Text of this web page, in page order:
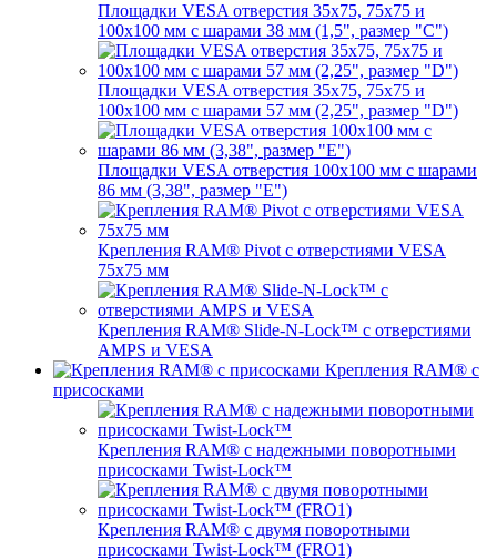
Площадки VESA отверстия 35x75, 75x75 и
100x100 мм с шарами 38 мм (1,5", размер "C")
Площадки VESA отверстия 35х75, 75x75 и
100x100 мм с шарами 57 мм (2,25", размер "D")
Площадки VESA отверстия 100x100 мм с шарами
86 мм (3,38", размер "E")
Крепления RAM® Pivot с отверстиями VESA
75x75 мм
Крепления RAM® Slide-N-Lock™ с отверстиями
AMPS и VESA
Крепления RAM® с
присосками
Крепления RAM® с надежными поворотными
присосками Twist-Lock™
Крепления RAM® с двумя поворотными
присосками Twist-Lock™ (FRO1)